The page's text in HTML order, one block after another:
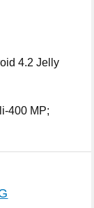
4.2 Jelly
400 MP;